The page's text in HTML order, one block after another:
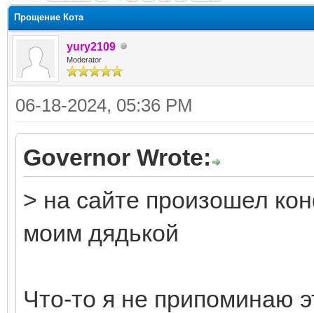
Прощение Кота
yury2109
Moderator
06-18-2024, 05:36 PM
Governor Wrote:
> на сайте произошел
моим дядькой
Что-то я не припоминаю